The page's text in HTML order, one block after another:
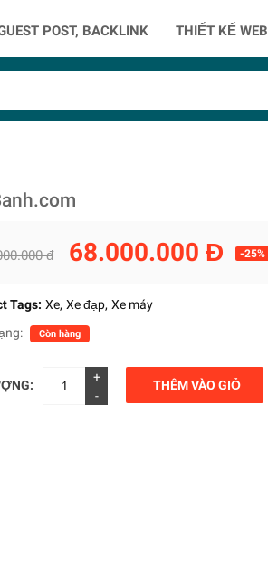
POST, BACKLINK THIẾT KẾ WEB
đ 68.000.000 Đ -25%
Tags: Xe Xe đạp Xe máy
Còn hàng
+
-
THÊM VÀO GIỎ